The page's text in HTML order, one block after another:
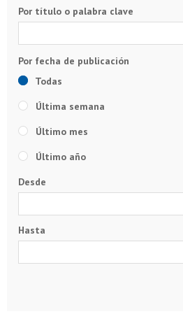
Por título o palabra clave
Todas
Última semana
Último mes
Último año
Desde
Hasta